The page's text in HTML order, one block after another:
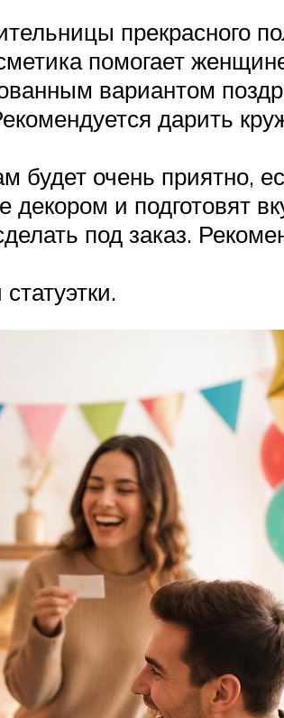
прекрасного
помогает
вариантом
дарить
будет очень приятно,
и подготовят
под заказ.